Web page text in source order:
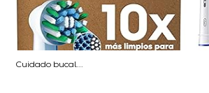
Cuidado bucal...